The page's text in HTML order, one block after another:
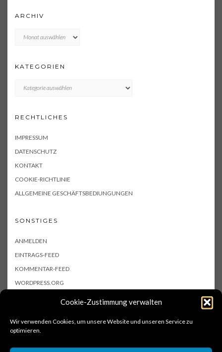
Cookie-Zustimmung verwalten
Wir verwenden Cookies, um unsere Website und unseren Service zu
optimieren.
ARCHIV
KATEGORIEN
RECHTLICHES
IMPRESSUM
DATENSCHUTZ
KONTAKT
COOKIE-RICHTLINIE
ALLGEMEINE GESCHÄFTSBEDIUNGUNGEN
SONSTIGES
ANMELDEN
EINTRAGS-FEED
KOMMENTAR-FEED
WORDPRESS.ORG